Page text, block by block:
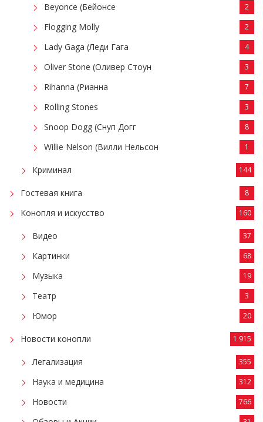
Beyonce (Бейонсе 2
Flogging Molly 2
Lady Gaga (Леди Гага 4
Oliver Stone (Оливер Стоун 3
Rihanna (Рианна 7
Rolling Stones 3
Snoop Dogg (Снуп Догг 8
Willie Nelson (Вилли Нельсон 1
Криминал 144
Гостевая книга 8
Конопля и искусство 160
Видео 37
Картинки 68
Музыка 19
Театр 3
Юмор 20
Новости конопли 1 915
Легализация 355
Наука и медицина 312
Новости 766